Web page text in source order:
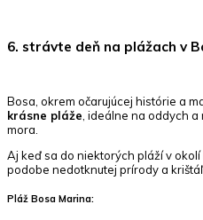
6. strávte deň na plážach v
Bosa, okrem očarujúcej histórie a
krásne pláže , ideálne na oddych
mora.
Aj keď sa do niektorých pláží v
podobe nedotknutej prírody a
Pláž Bosa Marina: